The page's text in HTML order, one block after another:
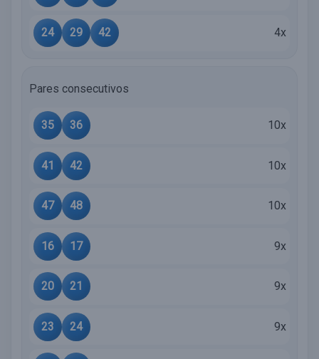
24 29 42 4x
Pares consecutivos
35 36 10x
41 42 10x
47 48 10x
16 17 9x
20 21 9x
23 24 9x